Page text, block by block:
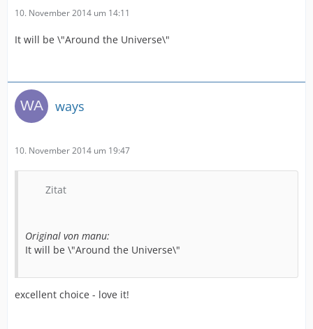
10. November 2014 um 14:11
It will be \"Around the Universe\"
ways
10. November 2014 um 19:47
Zitat
Original von manu:
It will be \"Around the Universe\"
excellent choice - love it!